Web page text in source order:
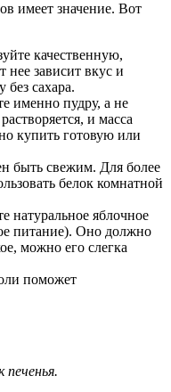
имеет значение. Вот
качественную,
зависит вкус и
без сахара.
именно пудру, а не
и масса
купить готовую или
быть свежим. Для более
белок комнатной
натуральное яблочное
питание). Оно должно
можно его слегка
поможет